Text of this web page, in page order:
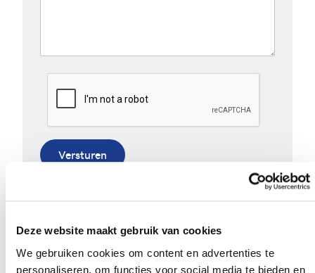
Deze website maakt gebruik van cookies
We gebruiken cookies om content en advertenties te
personaliseren, om functies voor social media te bieden en
Versturen
opmerking. Bekijk ons volledigprivacybeleid